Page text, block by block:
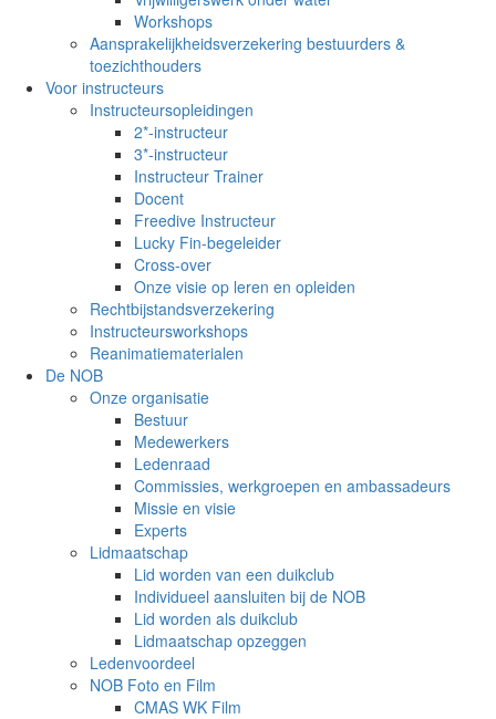
Workshops
Aansprakelijkheidsverzekering bestuurders &
toezichthouders
Voor instructeurs
Instructeursopleidingen
2*-instructeur
3*-instructeur
Instructeur Trainer
Docent
Freedive Instructeur
Lucky Fin-begeleider
Cross-over
Onze visie op leren en opleiden
Rechtbijstandsverzekering
Instructeursworkshops
Reanimatiematerialen
De NOB
Onze organisatie
Bestuur
Medewerkers
Ledenraad
Commissies, werkgroepen en ambassadeurs
Missie en visie
Experts
Lidmaatschap
Lid worden van een duikclub
Individueel aansluiten bij de NOB
Lid worden als duikclub
Lidmaatschap opzeggen
Ledenvoordeel
NOB Foto en Film
CMAS WK Film